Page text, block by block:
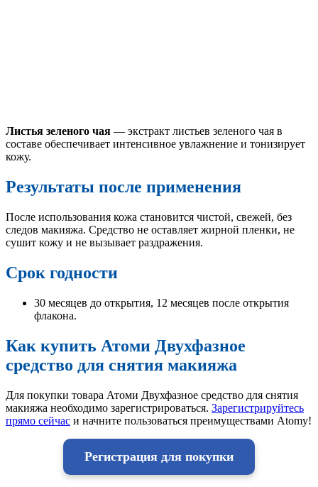
Листья зеленого чая — экстракт листьев зеленого чая в
составе обеспечивает интенсивное увлажнение и тонизирует
кожу.
Результаты после применения
После использования кожа становится чистой, свежей, без
следов макияжа. Средство не оставляет жирной пленки, не
сушит кожу и не вызывает раздражения.
Срок годности
30 месяцев до открытия, 12 месяцев после открытия
флакона.
Как купить Атоми Двухфазное
средство для снятия макияжа
Для покупки товара Атоми Двухфазное средство для снятия
макияжа необходимо зарегистрироваться. Зарегистрируйтесь
прямо сейчас и начните пользоваться преимуществами Atomy!
Регистрация для покупки